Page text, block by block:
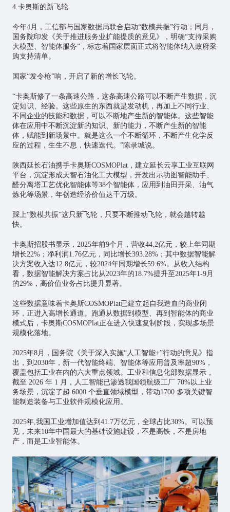
4.卡奥斯的新飞轮
今年4月，工信部与国家数据局联合启动“数模共振”行动；同月，
国务院印发《关于推进服务业扩能提质的意见》，明确“支持采购
大模型、智能体服务”，标志着国家层面正式将智能体纳入政府采
购支持清单。
国家“发令枪”响，开启了新的增长飞轮。
“卡奥斯修了一条高速公路，这条高速公路可以不断产生数据，沉
淀知识、经验。这些原生的东西就是发动机，再加上不同行业、
不同企业的技能和数据，可以不断地产生新的智能体。这些智能
体在应用中不断沉淀新的知识、新的能力，不断产生新的智能
体，赋能到新场景中。就是这么一个不断循环，不断产生化学反
应的过程，生生不息，快速迭代。”陈录城说。
陕西延长石油携手卡奥斯COSMOPlat，建立延长云享工业互联网
平台，沉淀形成天智石油化工大模型，开发出示功图智能助手、
醛分离塔工艺优化智能体等38个智能体，应用到油田开采、油气
炼化等场景，年创造经济价值达千万级。
踩上“数模共振”这只新飞轮，只要不断推动飞轮，就会越转越
快。
卡奥斯招股书显示，2025年前9个月，营收44.2亿元，较上年同期
增长22%；净利润1.76亿元，同比增长393.28%；其中数据智能解
决方案收入达12.8亿元，较2024年同期增长59.6%。从收入结构
看，数据智能解决方案占比从2023年的18.7%提升至2025年1-9月
的29%，高价值业务占比提升显著。
这些数据意味着卡奥斯COSMOPlat已建立起自我造血的商业闭
环，正进入高增长通道。跑通从数据到模型、再到智能体的商业
模式后，卡奥斯COSMOPlat正在进入快速复制阶段，实现多场景
规模化落地。
2025年8月，国务院《关于深入实施“人工智能+”行动的意见》指
出，到2030年，新一代智能终端、智能体等应用普及率超90%，
覆盖包括工业在内的六大重点领域。工业和信息化部数据显示，
截至 2026 年 1 月，人工智能已渗透我国领航级工厂 70%以上业
务场景，沉淀了超 6000 个垂直领域模型，带动1700 多项关键智
能制造装备与工业软件规模化应用。
2025年,我国工业增加值达到41.7万亿元，全球占比30%。可以预
见，未来10年中国最大的基础设施建设，不是高铁，不是房地
产，而是工业智能体。